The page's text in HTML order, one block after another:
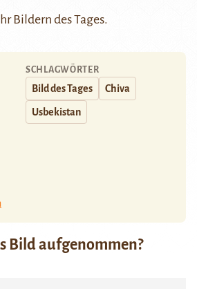
Bildern des Tages.
SCHLAGWÖRTER
Bild des Tages Chiva
Usbekistan
Bild aufgenommen?